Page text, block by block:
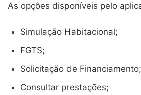
As opções disponíveis pelo
Simulação Habitacional;
FGTS;
Solicitação de Financiamento;
Consultar prestações;